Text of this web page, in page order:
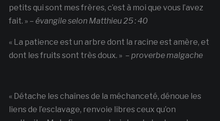
petits qui sont mes frères, c’est à moi que vous l’avez
fait. » – évangile selon Matthieu 25 : 40
« La patience est un arbre dont la racine est amère, et
dont les fruits sont très doux. » – proverbe malgache
« Détache les chaînes de la méchanceté, dénoue les
liens de l’esclavage, renvoie libres ceux qu’on